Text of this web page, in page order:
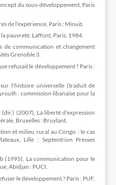
du sous-développement, Paris
de l’expérience, Paris : Minuit.
pauvreté, Laffont, Paris, 1984.
de communication et changement
Grenoble 3.
refusait le développement ? Paris :
l’histoire universelle (traduit de
: commission libanaise pour la
(2007), La liberté d’expression
Bruxelles : Bruylant.
et milieu rural au Congo : le cas
Lille : Septentrion Presses
(1995), La communication pour le
Abidjan : PUCI.
le développement ? Paris : PUF.